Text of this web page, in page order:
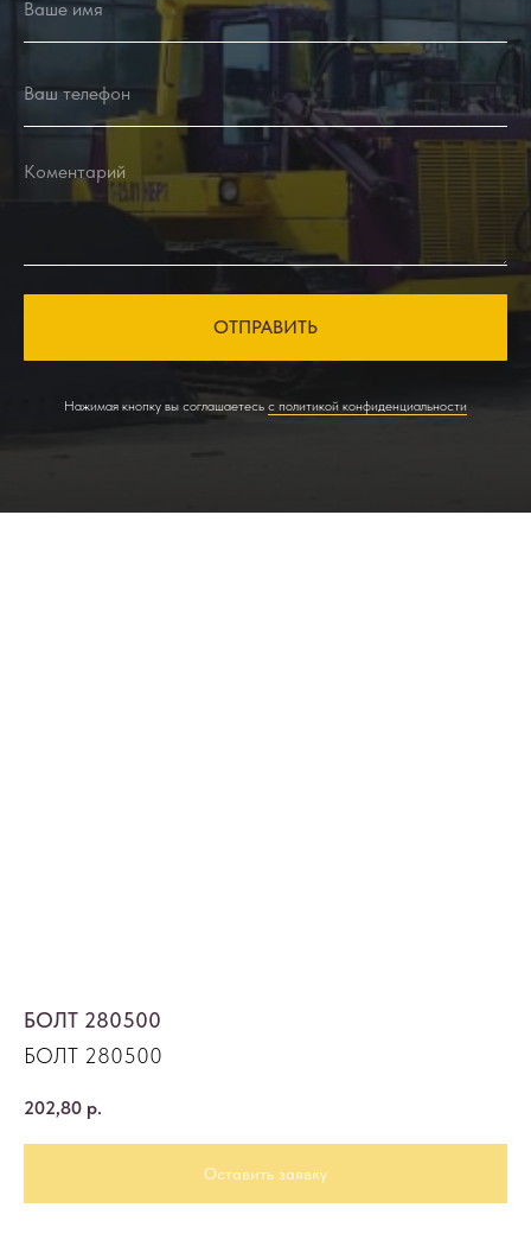
ОТПРАВИТЬ
Нажимая кнопку вы соглашаетесь с политикой конфиденциальности
БОЛТ 280500
БОЛТ 280500
202,80 р.
Оставить заявку